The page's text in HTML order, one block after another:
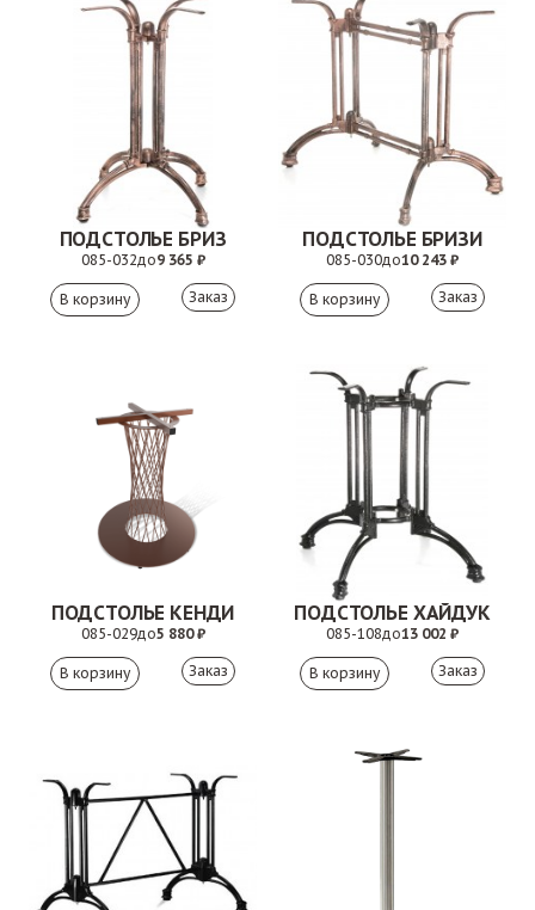
ПОДСТОЛЬЕ БРИЗ
085-032до9 365 ₽
Заказ
ПОДСТОЛЬЕ БРИЗИ
085-030до10 243 ₽
Заказ
ПОДСТОЛЬЕ КЕНДИ
085-029до5 880 ₽
Заказ
ПОДСТОЛЬЕ ХАЙДУК
085-108до13 002 ₽
Заказ